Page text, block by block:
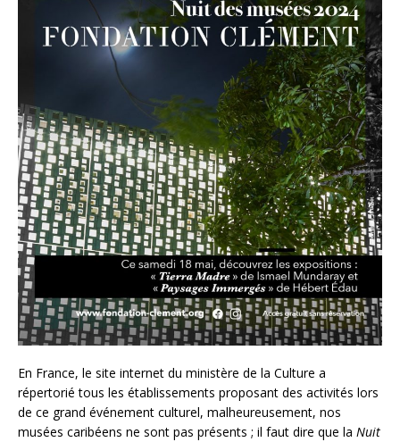
En France, le site internet du ministère de la Culture a
répertorié tous les établissements proposant des activités lors
de ce grand événement culturel, malheureusement, nos
musées caribéens ne sont pas présents ; il faut dire que la Nuit